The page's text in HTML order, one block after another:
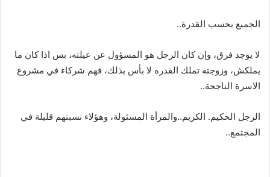
الجميع بحسب القدرة..
لا يوجد فرق، وإن كان الرجل هو المسؤول عن عيلته، بس اذا كان ما
يملكش، وزوجته تملك القدره لا بأس بذلك، فهم شركاء في مشروع
الاسرة الناجحة..
الرجل الحكيم. الكريم..والمرأة المسئولة، وهؤلاء نسبتهم قليلة في
المجتمع..